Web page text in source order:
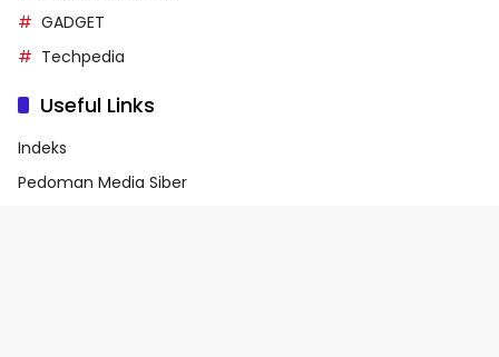
GADGET
Techpedia
Useful Links
Indeks
Pedoman Media Siber